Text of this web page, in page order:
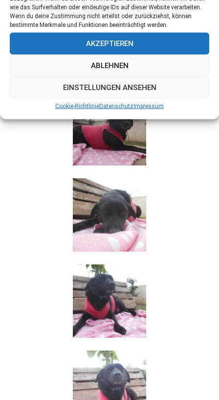
wie das Surfverhalten oder eindeutige IDs auf dieser Website verarbeiten.
Wenn du deine Zustimmung nicht erteilst oder zurückziehst, können
bestimmte Merkmale und Funktionen beeinträchtigt werden.
AKZEPTIEREN
ABLEHNEN
EINSTELLUNGEN ANSEHEN
Cookie-RichtlinieDatenschutzImpressum